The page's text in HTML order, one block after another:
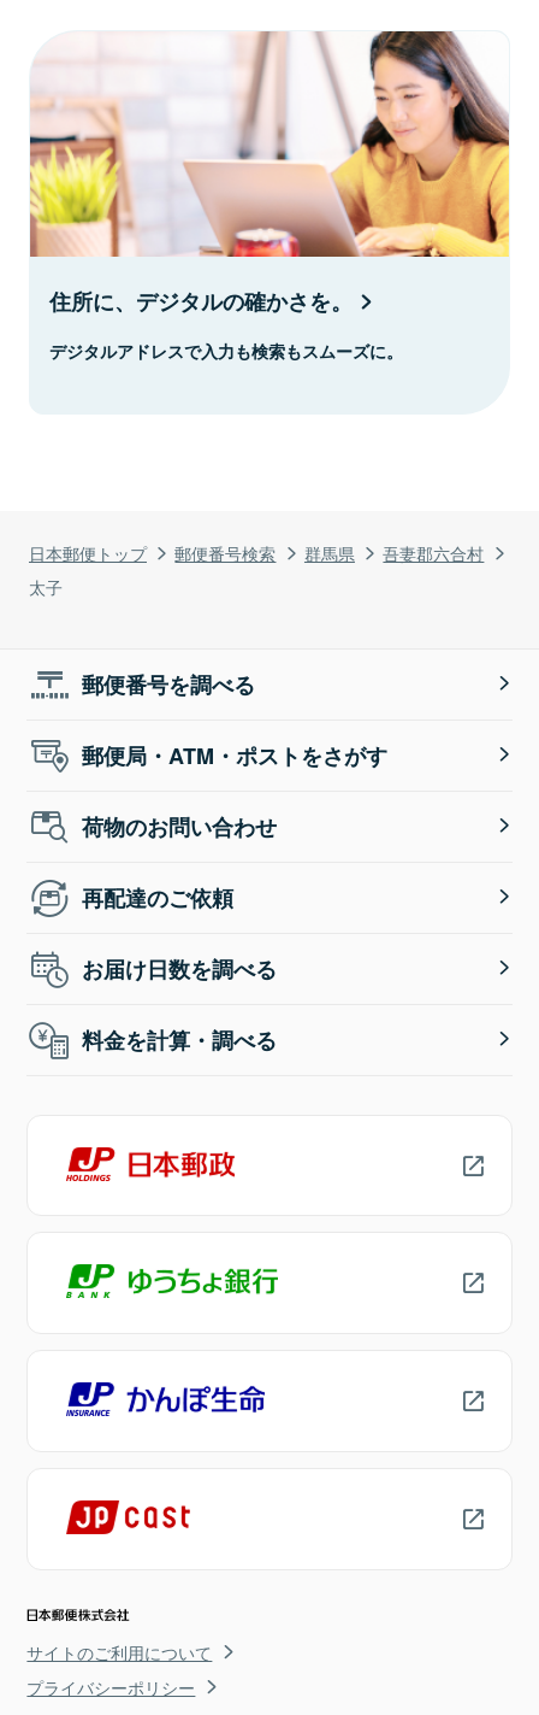
日本郵便トップ 郵便番号検索 群馬県
吾妻郡六合村
太子
住所に、デジタルの確かさを。
デジタルアドレスで入力も検索もスムーズに。
郵便番号を調べる
郵便局・ATM・ポストをさがす
荷物のお問い合わせ
再配達のご依頼
お届け日数を調べる
料金を計算・調べる
サイトのご利用について
プライバシーポリシー